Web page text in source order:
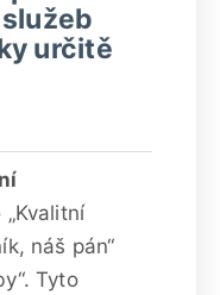
určitě
náš pán“
Tyto